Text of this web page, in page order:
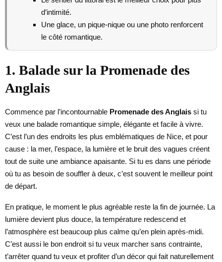
d’intimité.
Une glace, un pique-nique ou une photo renforcent
le côté romantique.
1. Balade sur la Promenade des
Anglais
Commence par l’incontournable Promenade des Anglais si tu
veux une balade romantique simple, élégante et facile à vivre.
C’est l’un des endroits les plus emblématiques de Nice, et pour
cause : la mer, l’espace, la lumière et le bruit des vagues créent
tout de suite une ambiance apaisante. Si tu es dans une période
où tu as besoin de souffler à deux, c’est souvent le meilleur point
de départ.
En pratique, le moment le plus agréable reste la fin de journée. La
lumière devient plus douce, la température redescend et
l’atmosphère est beaucoup plus calme qu’en plein après-midi.
C’est aussi le bon endroit si tu veux marcher sans contrainte,
t’arrêter quand tu veux et profiter d’un décor qui fait naturellement